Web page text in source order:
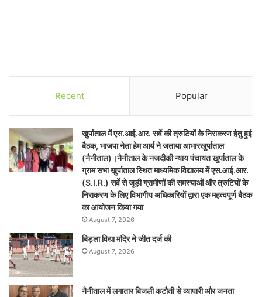
Recent Popular
खुर्पाताल में एस.आई.आर. सर्वे की त्रुटियों के निराकरण हेतु हुई
बैठक, भाजपा नेता हेम आर्य ने जताया आभारखुर्पाताल
(नैनीताल)।नैनीताल के नजदीकी न्याय पंचायत खुर्पाताल के
ग्राम सभा खुर्पाताल स्थित माध्यमिक विद्यालय में एस.आई.आर.
(S.I.R.) सर्वे से जुड़ी ग्रामीणों की समस्याओं और त्रुटियों के
निराकरण के लिए विभागीय अधिकारियों द्वारा एक महत्वपूर्ण बैठक
का आयोजन किया गया
August 7, 2026
बिड़ला विद्या मंदिर ने जीत दर्ज की
August 7, 2026
नैनीताल में लगातार बिजली कटौती से व्यापारी और जनता